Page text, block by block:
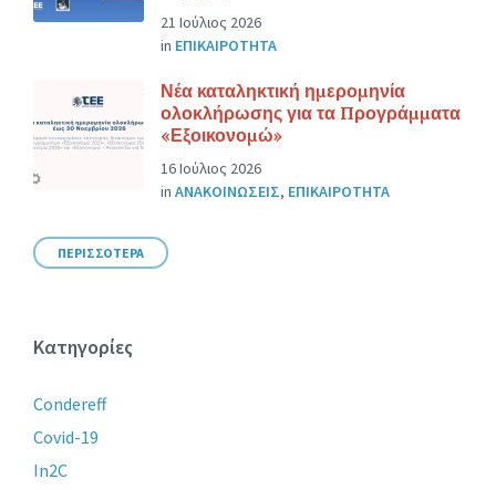
21 Ιούλιος 2026
in ΕΠΙΚΑΙΡΟΤΗΤΑ
Νέα καταληκτική ημερομηνία
ολοκλήρωσης για τα Προγράμματα
«Εξοικονομώ»
16 Ιούλιος 2026
in ΑΝΑΚΟΙΝΩΣΕΙΣ, ΕΠΙΚΑΙΡΟΤΗΤΑ
ΠΕΡΙΣΣΟΤΕΡΑ
Κατηγορίες
Condereff
Covid-19
In2C